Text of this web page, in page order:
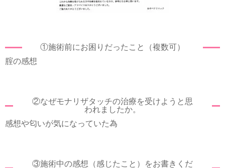
①施術前にお困りだったこと（複数可）
腟の感想
②なぜモナリザタッチの治療を受けようと思
われましたか。
感想や匂いが気になっていた為
③施術中の感想（感じたこと）をお書きくだ